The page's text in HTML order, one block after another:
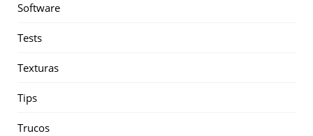
Software
Tests
Texturas
Tips
Trucos